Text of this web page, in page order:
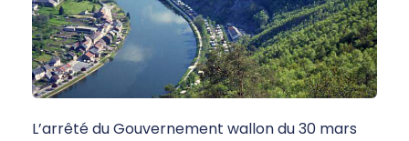
L’arrêté du Gouvernement wallon du 30 mars